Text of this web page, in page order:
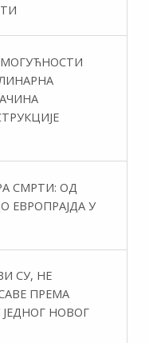
СМРТИ: ОД
ЕВРОПРАЈДА У
СУ, НЕ
ПРЕМА
ЈЕДНОГ НОВОГ